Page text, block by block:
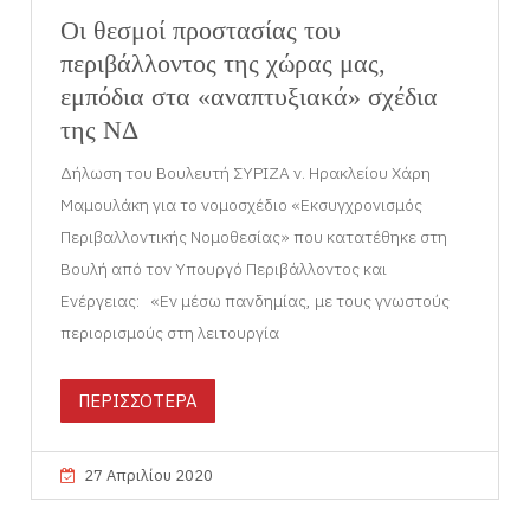
Οι θεσμοί προστασίας του
περιβάλλοντος της χώρας μας,
εμπόδια στα «αναπτυξιακά» σχέδια
της ΝΔ
Δήλωση του Βουλευτή ΣΥΡΙΖΑ ν. Ηρακλείου Χάρη
Μαμουλάκη για το νομοσχέδιο «Εκσυγχρονισμός
Περιβαλλοντικής Νομοθεσίας» που κατατέθηκε στη
Βουλή από τον Υπουργό Περιβάλλοντος και
Ενέργειας: «Εν μέσω πανδημίας, με τους γνωστούς
περιορισμούς στη λειτουργία
ΠΕΡΙΣΣΟΤΕΡΑ
27 Απριλίου 2020